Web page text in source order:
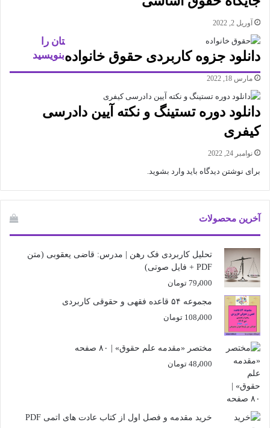
آوریل 2, 2022
دانلود جزوه کاربردی حقوق خانواده
مارس 18, 2022
دانلود دوره تستینگ و نکته آیین دادرسی
کیفری
نوامبر 24, 2022
تان را
بنویسید
برای نوشتن دیدگاه باید وارد بشوید
آخرین محصولات
تحلیل کاربردی فک رهن | مدرس: قاضی یعقوبی (متن
PDF + فایل صوتی)
79٫000 تومان
مجموعه ۵۴ قاعده فقهی و حقوقی کاربردی
108٫000 تومان
مختصر «مقدمه علم حقوق» | ۸۰ صفحه
48٫000 تومان
خرید مقدمه و فصل اول از کتاب عادت های اتمی PDF